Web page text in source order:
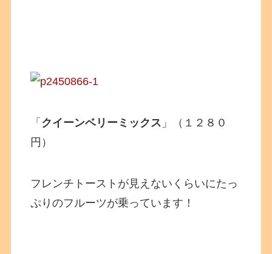
「 クイーンベリーミックス 」（１２８０
円）
フレンチトーストが見えないくらいにたっ
ぷりのフルーツが乗っています！